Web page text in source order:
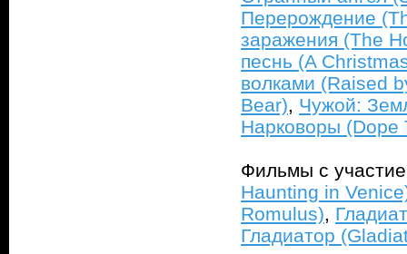
Перерождение
заражения (The
песнь (A
волками (Raised
Bear), Чужой:
Нарковоры (Dope
Фильмы с
Haunting in
Romulus),
Гладиатор